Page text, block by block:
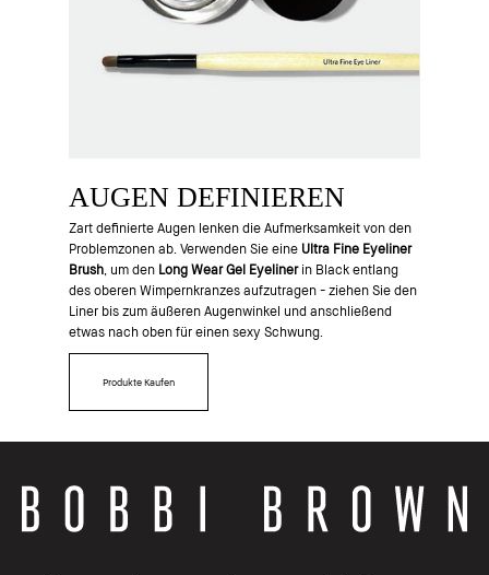
AUGEN DEFINIEREN
Zart definierte Augen lenken die Aufmerksamkeit von den
Problemzonen ab. Verwenden Sie eine Ultra Fine Eyeliner
Brush, um den Long Wear Gel Eyelinerin Black entlang
des oberen Wimpernkranzes aufzutragen - ziehen Sie den
Liner bis zum äußeren Augenwinkel und anschließend
etwas nach oben für einen sexy Schwung.
Produkte Kaufen